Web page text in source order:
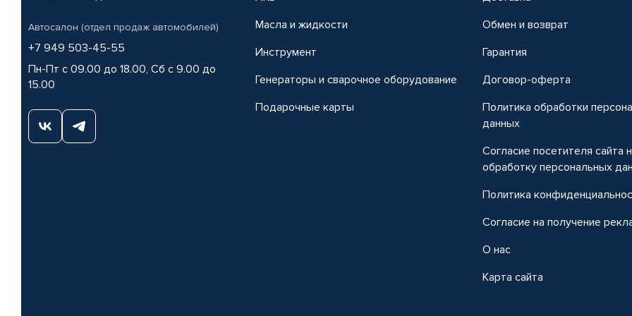
Автосалон (отдел продаж автомобилей)
+7 949 503-45-55
Пн-Пт с 09.00 до 18.00, Сб с 9.00 до
15.00
Масла и жидкости
Инструмент
Генераторы и сварочное оборудование
Подарочные карты
Обмен и возврат
Гарантия
Договор-оферта
Политика обработки
данных
Согласие посетителя сайта
обработку персональных
Политика
Согласие на получение
О нас
Карта сайта